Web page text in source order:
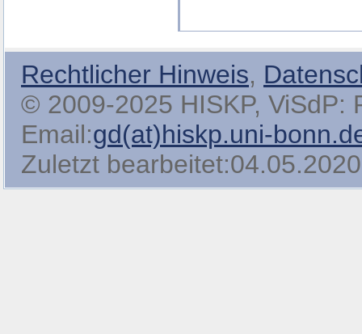
Rechtlicher Hinweis,
© 2009-2025 HISKP, ViSdP:
Email:gd(at)hiskp.uni-
Zuletzt